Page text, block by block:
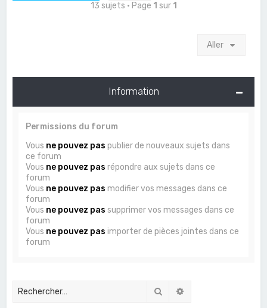
13 sujets • Page 1 sur 1
Aller
Information
Permissions du forum
Vous ne pouvez pas publier de nouveaux sujets dans
ce forum
Vous ne pouvez pas répondre aux sujets dans ce
forum
Vous ne pouvez pas modifier vos messages dans ce
forum
Vous ne pouvez pas supprimer vos messages dans ce
forum
Vous ne pouvez pas importer de pièces jointes dans ce
forum
Rechercher